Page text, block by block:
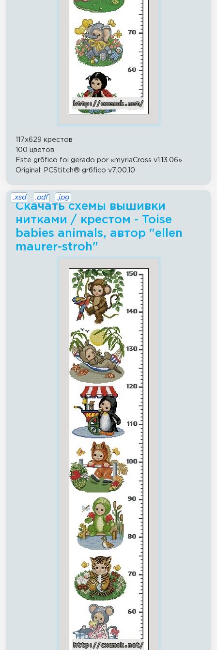
117x629 крестов
100 цветов
Este grбfico foi gerado por «myriaCross v1.13.06»
Original: PCStitch® grбfico v7.00.10
Скачать схемы вышивки
нитками / крестом - Toise
babies animals, автор "ellen
maurer-stroh"
.xsd .pdf .jpg